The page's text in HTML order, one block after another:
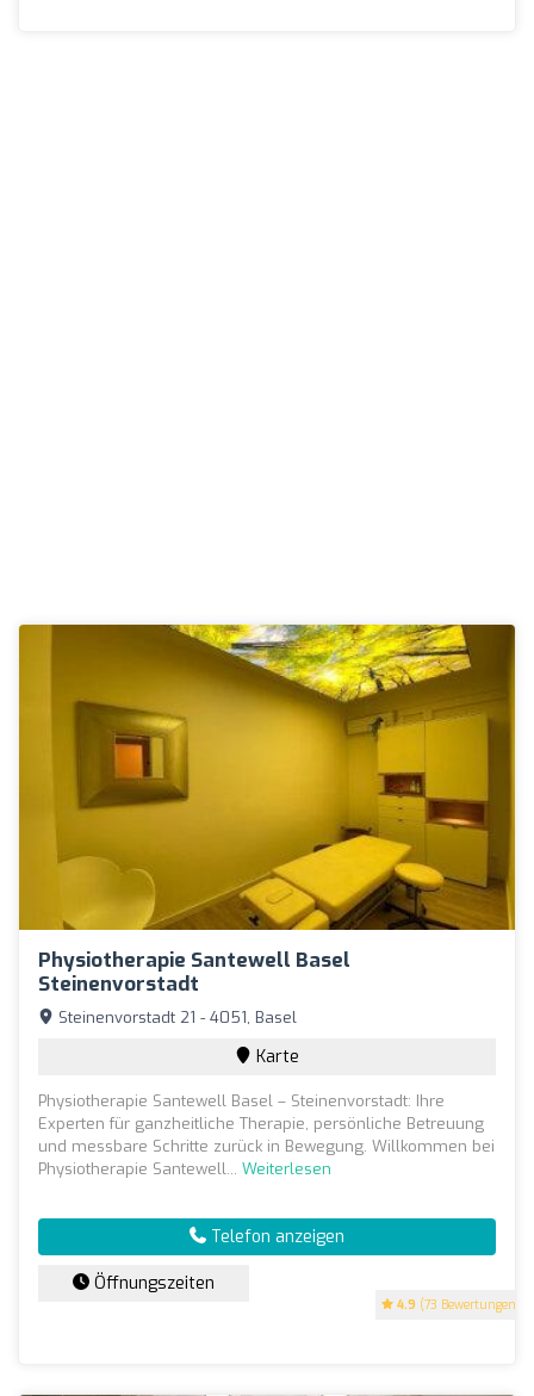
Physiotherapie Santewell Basel
Steinenvorstadt
4.9 (73 Bewertungen)
Steinenvorstadt 21 - 4051, Basel
Karte
Physiotherapie Santewell Basel – Steinenvorstadt: Ihre
Experten für ganzheitliche Therapie, persönliche Betreuung
und messbare Schritte zurück in Bewegung. Willkommen bei
Physiotherapie Santewell... Weiterlesen
Telefon anzeigen
Öffnungszeiten